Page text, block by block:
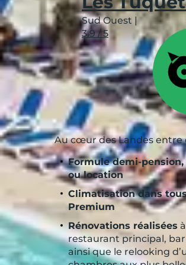
Sud Ouest |
3.9 / 5
Au cœur des Landes entre
Formule demi-
ou location
Climatisation dans
Premium
Rénovations réalisées
restaurant principal,
ainsi que le relooking